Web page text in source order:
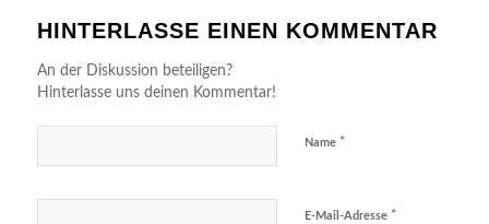
HINTERLASSE EINEN KOMMENTAR
An der Diskussion beteiligen?
Hinterlasse uns deinen Kommentar!
Name *
E-Mail-Adresse *